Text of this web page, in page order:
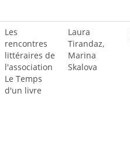
Les
rencontres
littéraires de
l'association
Le Temps
d'un livre
Laura
Tirandaz,
Marina
Skalova